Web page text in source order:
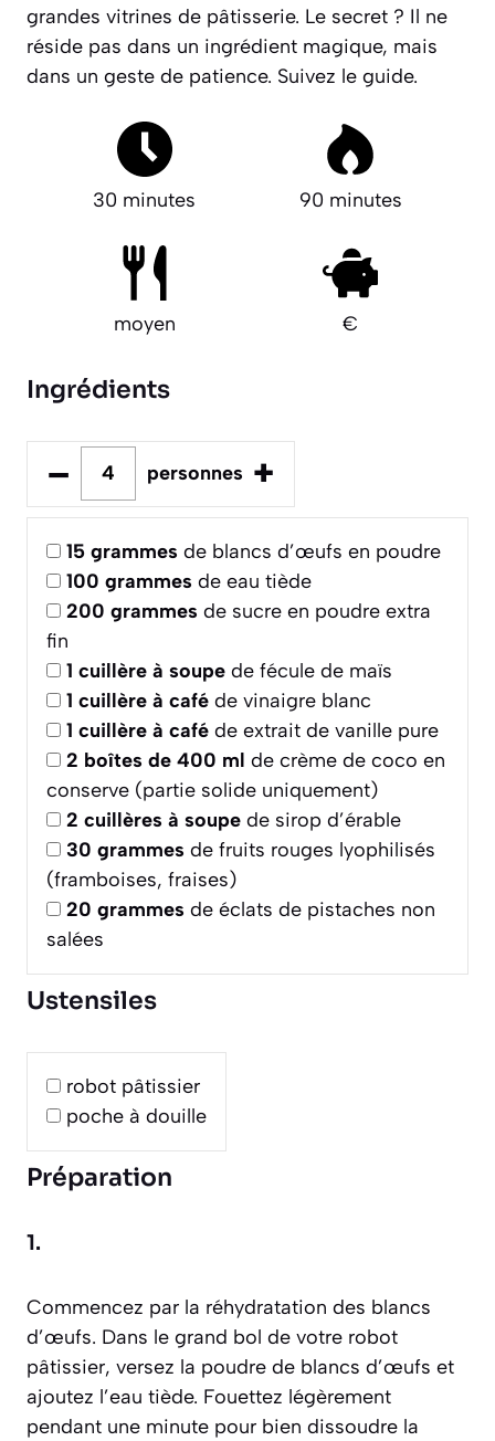
grandes vitrines de pâtisserie. Le secret ? Il ne
réside pas dans un ingrédient magique, mais
dans un geste de patience. Suivez le guide.
30 minutes 90 minutes
moyen €
Ingrédients
– personnes +
15 grammes de blancs d’œufs en poudre
100 grammes de eau tiède
200 grammes de sucre en poudre extra
fin
1 cuillère à soupe de fécule de maïs
1 cuillère à café de vinaigre blanc
1 cuillère à café de extrait de vanille pure
2 boîtes de 400 ml de crème de coco en
conserve (partie solide uniquement)
2 cuillères à soupe de sirop d’érable
30 grammes de fruits rouges lyophilisés
(framboises, fraises)
20 grammes de éclats de pistaches non
salées
Ustensiles
robot pâtissier
poche à douille
Préparation
1.
Commencez par la réhydratation des blancs
d’œufs. Dans le grand bol de votre robot
pâtissier, versez la poudre de blancs d’œufs et
ajoutez l’eau tiède. Fouettez légèrement
pendant une minute pour bien dissoudre la